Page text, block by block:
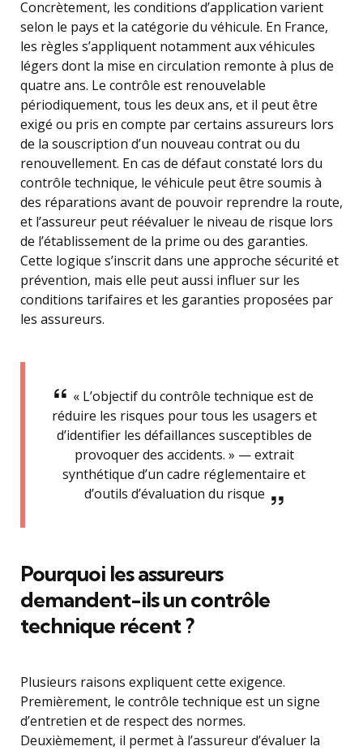
Concrètement, les conditions d’application varient
selon le pays et la catégorie du véhicule. En France,
les règles s’appliquent notamment aux véhicules
légers dont la mise en circulation remonte à plus de
quatre ans. Le contrôle est renouvelable
périodiquement, tous les deux ans, et il peut être
exigé ou pris en compte par certains assureurs lors
de la souscription d’un nouveau contrat ou du
renouvellement. En cas de défaut constaté lors du
contrôle technique, le véhicule peut être soumis à
des réparations avant de pouvoir reprendre la route,
et l’assureur peut réévaluer le niveau de risque lors
de l’établissement de la prime ou des garanties.
Cette logique s’inscrit dans une approche sécurité et
prévention, mais elle peut aussi influer sur les
conditions tarifaires et les garanties proposées par
les assureurs.
« L’objectif du contrôle technique est de
réduire les risques pour tous les usagers et
d’identifier les défaillances susceptibles de
provoquer des accidents. » — extrait
synthétique d’un cadre réglementaire et
d’outils d’évaluation du risque
Pourquoi les assureurs
demandent-ils un contrôle
technique récent ?
Plusieurs raisons expliquent cette exigence.
Premièrement, le contrôle technique est un signe
d’entretien et de respect des normes.
Deuxièmement, il permet à l’assureur d’évaluer la